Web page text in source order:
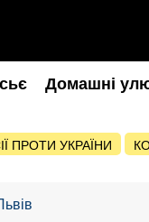
Домашні
ПРОТИ УКРАЇНИ